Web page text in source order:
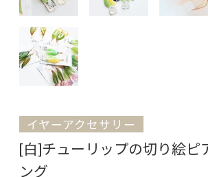
イヤーアクセサリー
[白]チューリップの切り絵ピ
ング